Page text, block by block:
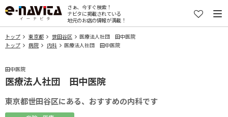
さぁ、今すぐ検索！
ナビタに掲載されている
地元のお店の情報が満載！
トップ 東京都 世田谷区
医療法人社団 田中医院
トップ
病院 内科 医療法人社団 田中医院
田中医院
医療法人社団 田中医院
東京都世田谷区にある、おすすめの内科です